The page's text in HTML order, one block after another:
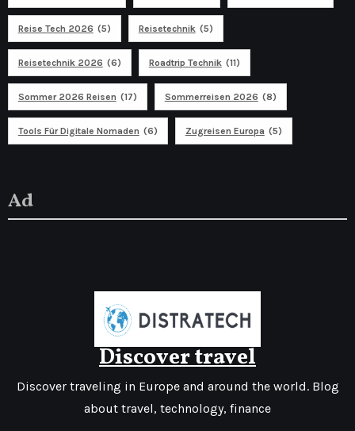
Reise Tech 2026 (5) Reisetechnik (5)
Reisetechnik 2026 (6) Roadtrip Technik (11)
Sommer 2026 Reisen (17) Sommerreisen 2026 (8)
Tools Für Digitale Nomaden (6) Zugreisen Europa (5)
Ad
Discover travel
Discover traveling in Europe and around the world. Blog
about travel, technology, finance